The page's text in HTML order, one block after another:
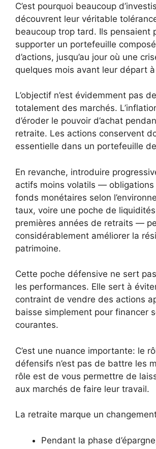
C’est pourquoi beaucoup
découvrent leur véritable
beaucoup trop tard. Ils pensaient
supporter un portefeuille
d’actions, jusqu’au jour où une
quelques mois avant leur départ
L’objectif n’est évidemment pas
totalement des marchés.
d’éroder le pouvoir d’achat
retraite. Les actions conservent
essentielle dans un portefeuille
En revanche, introduire
actifs moins volatils — obligations
fonds monétaires selon
taux, voire une poche de
premières années de retraits —
considérablement améliorer la
patrimoine.
Cette poche défensive ne sert
les performances. Elle sert à
contraint de vendre des actions
baisse simplement pour financer
courantes.
C’est une nuance importante: le
défensifs n’est pas de battre les
rôle est de vous permettre de
aux marchés de faire leur travail.
La retraite marque un
Pendant la phase